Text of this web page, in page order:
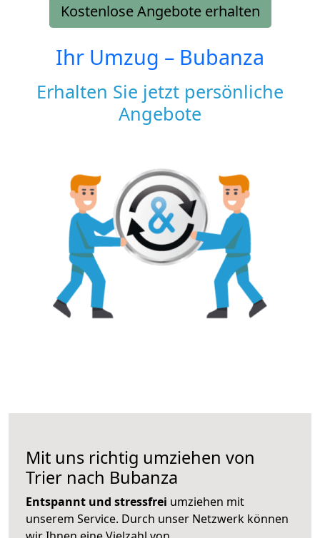
Kostenlose Angebote erhalten
Ihr Umzug – Bubanza
Erhalten Sie jetzt persönliche
Angebote
Mit uns richtig umziehen von
Trier nach Bubanza
Entspannt und stressfrei umziehen mit
unserem Service. Durch unser Netzwerk können